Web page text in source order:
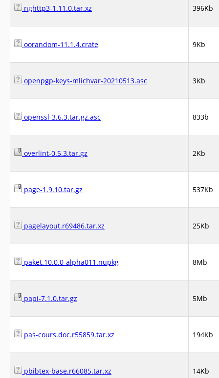
nghttp3-1.11.0.tar.xz 396Kb
oorandom-11.1.4.crate 9Kb
openpgp-keys-mlichvar-20210513.asc 3Kb
openssl-3.6.3.tar.gz.asc 833b
overlint-0.5.3.tar.gz 2Kb
page-1.9.10.tar.gz 537Kb
pagelayout.r69486.tar.xz 25Kb
paket.10.0.0-alpha011.nupkg 8Mb
papi-7.1.0.tar.gz 5Mb
pas-cours.doc.r55859.tar.xz 194Kb
pbibtex-base.r66085.tar.xz 14Kb